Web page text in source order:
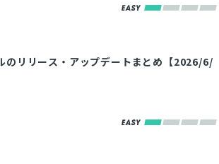
のリリース・アップデートまとめ【2026/6/